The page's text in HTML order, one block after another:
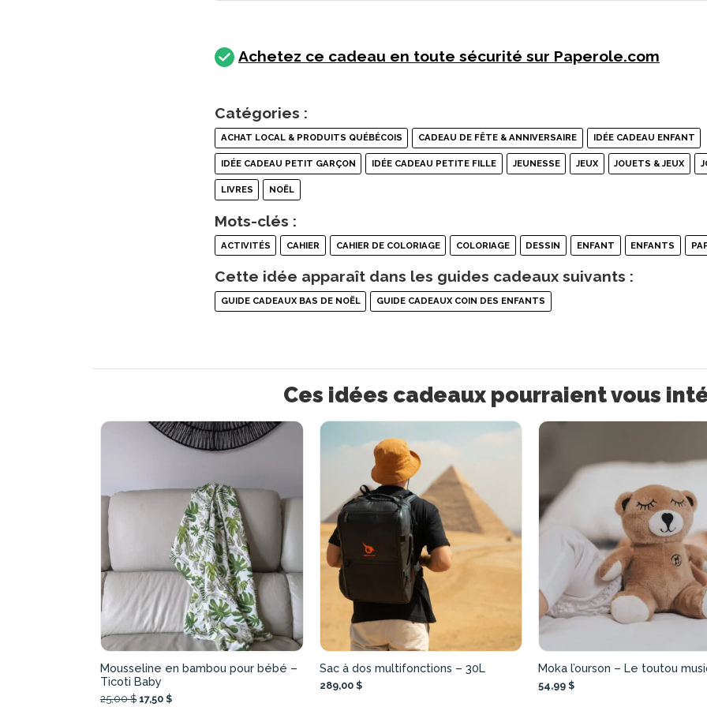
Achetez ce cadeau en toute sécurité sur Paperole.com
Catégories :
ACHAT LOCAL & PRODUITS QUÉBÉCOIS CADEAU DE FÊTE & ANNIVERSAIRE IDÉE CADEAU ENFANT
IDÉE CADEAU PETIT GARÇON IDÉE CADEAU PETITE FILLE JEUNESSE JEUX JOUETS & JEUX
LIVRES NOËL
Mots-clés :
ACTIVITÉS CAHIER CAHIER DE COLORIAGE COLORIAGE DESSIN ENFANT ENFANTS
Cette idée apparaît dans les guides cadeaux suivants :
GUIDE CADEAUX BAS DE NOËL GUIDE CADEAUX COIN DES ENFANTS
Ces idées cadeaux pourraient vous
Mousseline en bambou pour bébé –
Ticoti Baby
25,00 $ 17,50 $
Sac à dos multifonctions – 30L
289,00 $
Moka l’ourson – Le toutou
54,99 $